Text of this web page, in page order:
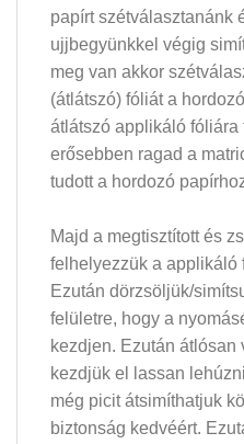
papírt szétválasztanánk
ujjbegyünkkel végig
meg van akkor
(átlátszó) fóliát a
átlátszó applikáló fóliára
erősebben ragad a
tudott a hordozó
Majd a megtisztított és
felhelyezzük a applikáló
Ezután dörzsöljük/
felületre, hogy a
kezdjen. Ezután átlósan
kezdjük el lassan
még picit átsimíthatjuk
biztonság kedvéért.